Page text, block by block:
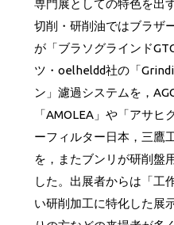
専門展としての特色を出
切削・研削油ではブラザ
が「ブラソグラインド
ツ・oelheldd社の「
ン」濾過システムを，
「AMOLEA」や「アサ
ーフィルター日本，三鷹
を，またブンリが研削盤
した。出展者からは「工
い研削加工に特化した展